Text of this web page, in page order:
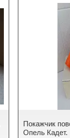
Покажчик
Опель Кадет.